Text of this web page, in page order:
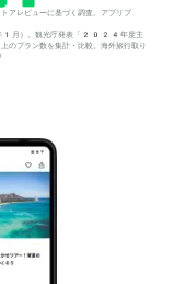
アレビューに基づく調査。アプリブ
1月）。観光庁発表「2024年度主
プラン数を集計・比較。海外旅行取り